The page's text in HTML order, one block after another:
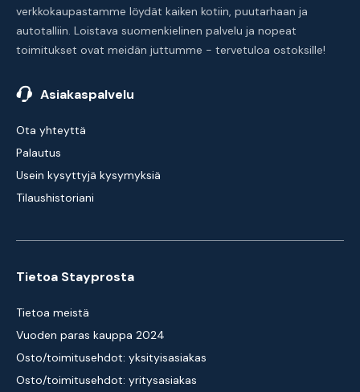
verkkokaupastamme löydät kaiken kotiin, puutarhaan ja
autotalliin. Loistava suomenkielinen palvelu ja nopeat
toimitukset ovat meidän juttumme - tervetuloa ostoksille!
Asiakaspalvelu
Ota yhteyttä
Palautus
Usein kysyttyjä kysymyksiä
Tilaushistoriani
Tietoa Stayprosta
Tietoa meistä
Vuoden paras kauppa 2024
Osto/toimitusehdot: yksityisasiakas
Osto/toimitusehdot: yritysasiakas